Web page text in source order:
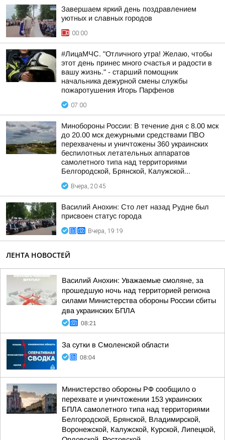
Завершаем яркий день поздравлением
уютных и славных городов
00:00
#ЛицаМЧС. "Отличного утра! Желаю, чтобы
этот день принес много счастья и радости в
вашу жизнь." - старший помощник
начальника дежурной смены службы
пожаротушения Игорь Парфенов
07:00
Минобороны России: В течение дня с 8.00 мск
до 20.00 мск дежурными средствами ПВО
перехвачены и уничтожены 360 украинских
беспилотных летательных аппаратов
самолетного типа над территориями
Белгородской, Брянской, Калужской...
Вчера, 20:45
Василий Анохин: Сто лет назад Рудне был
присвоен статус города
Вчера, 19:19
ЛЕНТА НОВОСТЕЙ
Василий Анохин: Уважаемые смоляне, за
прошедшую ночь над территорией региона
силами Министерства обороны России сбиты
два украинских БПЛА
08:21
За сутки в Смоленской области
08:04
Министерство обороны РФ сообщило о
перехвате и уничтожении 153 украинских
БПЛА самолетного типа над территориями
Белгородской, Брянской, Владимирской,
Воронежской, Калужской, Курской, Липецкой,